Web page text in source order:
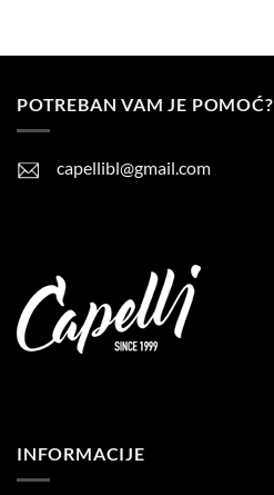
POTREBAN VAM JE POMOĆ?
capellibl@gmail.com
INFORMACIJE